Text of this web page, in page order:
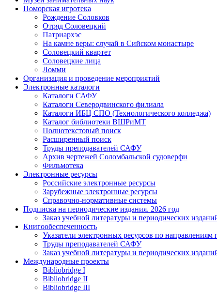
Поморская игротека
Рождение Соловков
Отряд Соловецкий
Патриархэс
На камне веры: случай в Сийском монастыре
Соловецкий квартет
Соловецкие лица
Ломми
Организация и проведение мероприятий
Электронные каталоги
Каталоги САФУ
Каталоги Северодвинского филиала
Каталоги ИБЦ СПО (Технологического колледжа)
Каталог библиотеки ВШРиМТ
Полнотекстовый поиск
Расширенный поиск
Труды преподавателей САФУ
Архив чертежей Соломбальской судоверфи
Фильмотека
Электронные ресурсы
Российские электронные ресурсы
Зарубежные электронные ресурсы
Справочно-нормативные системы
Подписка на периодические издания. 2026 год
Заказ учебной литературы и периодических
Книгообеспеченность
Указатели электронных ресурсов по направлениям
Труды преподавателей САФУ
Заказ учебной литературы и периодических
Международные проекты
Bibliobridge I
Bibliobridge II
Bibliobridge III